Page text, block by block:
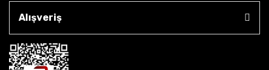
Alışveriş